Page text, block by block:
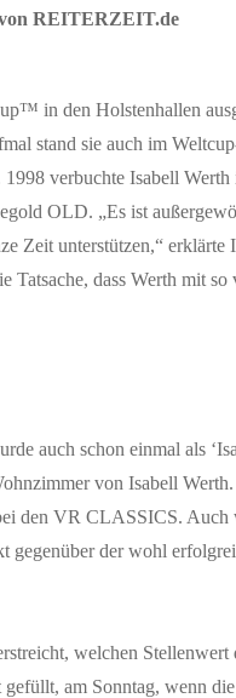
REITERZEIT.de
in den Holstenhallen
stand sie auch im
verbuchte Isabell
OLD. „Es ist
Zeit unterstützen,“
Tatsache, dass Werth mit
auch schon einmal als
von Isabell
den VR CLASSICS.
gegenüber der wohl
welchen
am Sonntag, wenn